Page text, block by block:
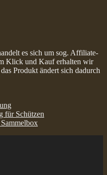
es sich um sog. Affiliate-
Klick und Kauf erhalten wir
Produkt ändert sich dadurch